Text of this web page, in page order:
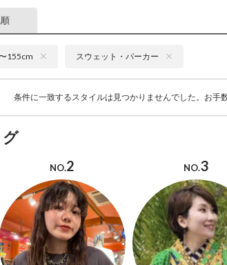
155cm スウェット・パーカー
条件に一致するスタイルは見つかりませんでした。お手
NO.2 NO.3